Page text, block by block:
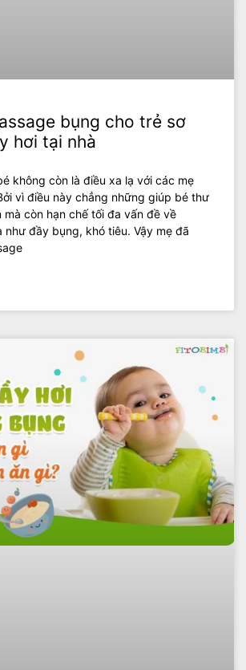
bụng cho trẻ sơ
hơi tại nhà
không còn là điều xa lạ với các mẹ
vì điều này chẳng những giúp bé thư
mà còn hạn chế tối đa vấn đề về
như đầy bụng, khó tiêu. Vậy mẹ đã